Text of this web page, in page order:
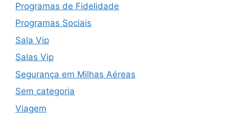
Programas de Fidelidade
Programas Sociais
Sala Vip
Salas Vip
Segurança em Milhas Aéreas
Sem categoria
Viagem